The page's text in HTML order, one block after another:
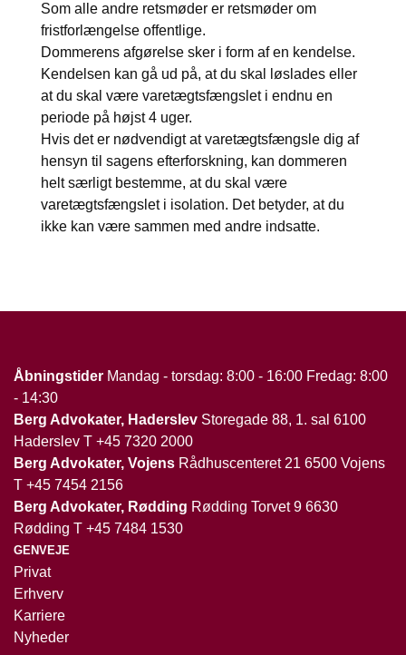
Som alle andre retsmøder er retsmøder om
fristforlængelse offentlige.
Dommerens afgørelse sker i form af en kendelse.
Kendelsen kan gå ud på, at du skal løslades eller
at du skal være varetægtsfængslet i endnu en
periode på højst 4 uger.
Hvis det er nødvendigt at varetægtsfængsle dig af
hensyn til sagens efterforskning, kan dommeren
helt særligt bestemme, at du skal være
varetægtsfængslet i isolation. Det betyder, at du
ikke kan være sammen med andre indsatte.
Åbningstider Mandag - torsdag: 8:00 - 16:00 Fredag: 8:00
- 14:30
Berg Advokater, Haderslev Storegade 88, 1. sal 6100
Haderslev T +45 7320 2000
Berg Advokater, Vojens Rådhuscenteret 21 6500 Vojens
T +45 7454 2156
Berg Advokater, Rødding Rødding Torvet 9 6630
Rødding T +45 7484 1530
GENVEJE
Privat
Erhverv
Karriere
Nyheder